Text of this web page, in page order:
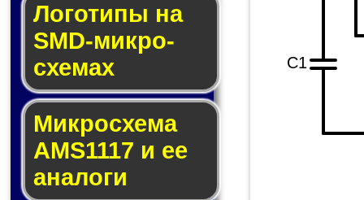
Логотипы на
SMD-мик­ро­
схе­мах
Микросхема
AMS1117 и ее
ана­ло­ги
C1